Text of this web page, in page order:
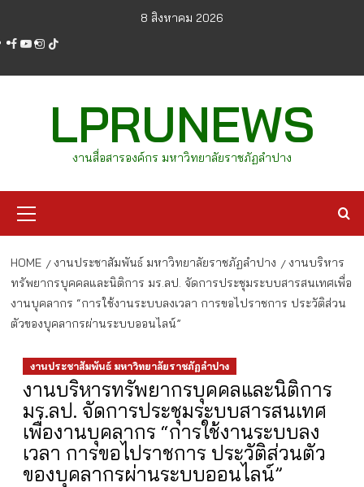
content
8 สิงหาคม 2026
facebook
youtube
instagram
tiktok
LPRUNEWS
งานสื่อสารองค์กร มหาวิทยาลัยราชภัฏลำปาง
Menu
HOME งานประชาสัมพันธ์ มหาวิทยาลัยราชภัฏลำปาง
งานบริหาร
ทรัพยากรบุคคลและนิติการ มร.ลป. จัดการประชุมระบบสารสนเทศเพื่อ
งานบุคลากร “การใช้งานระบบลงเวลา การขอไปราชการ ประวัติส่วน
ตัวของบุคลากรผ่านระบบออนไลน์”
งานประชาสัมพันธ์ มหาวิทยาลัยราชภัฏลำปาง
งานบริหารทรัพยากรบุคคลและนิติการ
มร.ลป. จัดการประชุมระบบสารสนเทศ
เพื่องานบุคลากร “การใช้งานระบบลง
เวลา การขอไปราชการ ประวัติส่วนตัว
ของบุคลากรผ่านระบบออนไลน์”